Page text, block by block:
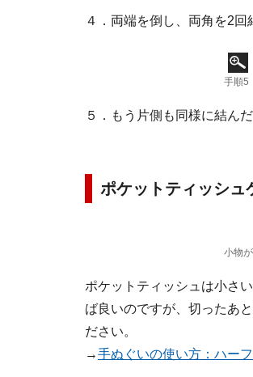
４．両端を倒し、両角を2回
手順5
５．もう片側も同様に結ん
ポケットティッシュ
小物
ポケットティッシュは小さ
ば良いのですが、切ったあ
ださい。
→手ぬぐいの使い方：ハー